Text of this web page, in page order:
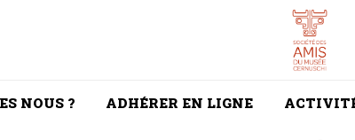
NOUS ? ADHÉRER EN LIGNE